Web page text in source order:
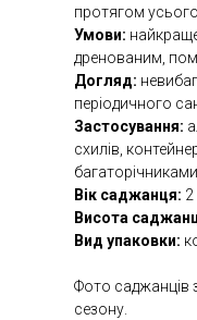
протягом
Умови:
дренованим,
Догляд:
періодичного
Застосування:
схилів,
Вік саджанця: 2
Висота
Вид упаковки:
Фото саджанців
сезону.